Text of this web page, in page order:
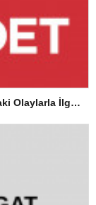
Saadet Partisi Kadın Kolları’ndan Okullardaki Olaylarla İlgili Basın Açıklaması